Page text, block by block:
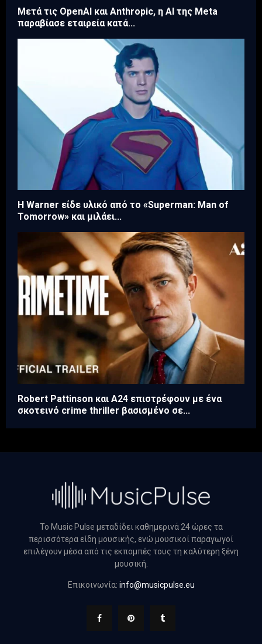
Μετά τις OpenAI και Anthropic, η AI της Meta
παραβίασε εταιρεία κατά...
Η Warner είδε υλικό από το «Superman: Man of
Tomorrow» και μιλάει...
Robert Pattinson και A24 επιστρέφουν με ένα
σκοτεινό crime thriller βασισμένο σε...
Το Music Pulse μεταδίδει καθημερινά 24 ώρες τα
περισσότερα είδη μουσικής, ενώ μουσικοί παραγωγοί
επιλέγουν μέσα από τις εκπομπές τους τη καλύτερη ξένη
μουσική.
Επικοινωνία: info@musicpulse.eu